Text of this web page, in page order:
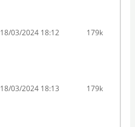
18/03/2024 18:12 179k
18/03/2024 18:13 179k